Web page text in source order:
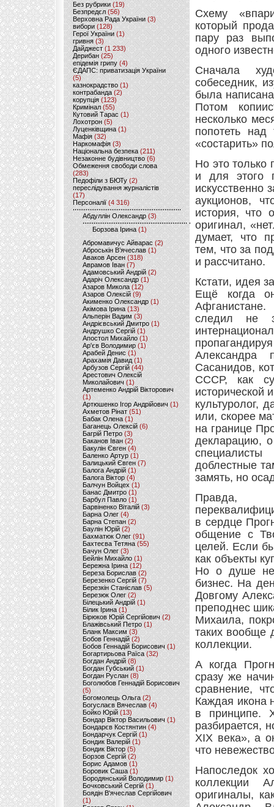
Без рубрики (19)
Безпредєл(56)
Верховна Рада України (3)
вибори(128)
Герої України(1)
гривня (3)
Дайджест (1 233)
Дерибан (25)
епідемія грипу (4)
ЄДАПС: приватизація України
(5)
казнокрадство (1)
контрабанда (2)
корупція (123)
Кримінал (55)
Кутовий Тарас (1)
Лохотрон(5)
Луценківщина (1)
Мафія (32)
Наркомафія (3)
Національна безпека (211)
Незаконне будівництво(6)
Обмеження свободи слова
(283)
Педофіли з БЮТу (2)
переслідування журналістів
(17)
Персоналії (4 316)
Абдуллін Олександр (3)
Борзова Ірина(1)
Абромавичус Айварас (2)
Аброськін В’ячеслав(1)
Аваков Арсен (318)
Аврамов Іван (7)
Адамовський Андрій(2)
Адаріч Олександр (1)
Азаров Микола (12)
Азаров Олексій (9)
Акименко Олександр(1)
Акімова Ірина(13)
Альперін Вадим (3)
Андрієвський Дмитро(1)
Андрушко Сергій(1)
Апостол Михайло(1)
Ар'єв Володимир (1)
Арабей Денис(1)
Арахамія Давид (1)
Арбузов Сергій (44)
Арестович Олексій
Миколайович(1)
Артеменко Андрій Вікторович
(1)
Артюшенко Ігор Андрійович(1)
Ахметов Рінат(51)
Бабак Олена(1)
Баганець Олексій(6)
Багрій Петро (3)
Баканов Іван(2)
Бакулін Євген (4)
Баленко Артур(1)
Балицький Євген(7)
Балога Андрій (1)
Балога Віктор (4)
Балчун Войцех (1)
Банас Дмитро (1)
Барбул Павло(1)
Барвіненко Віталій(3)
Барна Олег (4)
Барна Степан (2)
Баулін Юрій (2)
Бахматюк Олег (91)
Бахтеєва Тетяна(55)
Бачун Олег (3)
Бейлін Михайло (1)
Бережна Ірина(12)
Береза Борислав(2)
Березенко Сергій (7)
Березкін Станіслав (5)
Березюк Олег(2)
Білецький Андрій (1)
Білик Ірина (1)
Бірюков Юрій Сергійович (2)
Блажівський Петро (1)
Бланк Максим(3)
Бобов Геннадій (2)
Бобов Геннадій Борисович (1)
Богартирьова Раїса (32)
Богдан Андрій(8)
Богдан Губський (1)
Богдан Руслан(8)
Боголюбов Геннадій Борисович
(5)
Богомолець Ольга (2)
Богуслаєв Вячеслав (4)
Бойко Юрій (13)
Бондар Віктор Васильович (1)
Бондарєв Костянтин (4)
Бондарчук Сергій(1)
Бондик Валерій (1)
Бондик Віктор(5)
Борзов Сергiй (2)
Борис Адамов(1)
Боровик Саша (1)
Бородянський Володимир (1)
Бочковський Сергій (1)
Боядін В'ячеслав Сергійович
(1)
Схему
который
пару раз
одного
Сначала
собеседник,
была
Потом
несколько
попотеть над
«состарить»
Но это только
и для этого
искусственно
аукционов,
история, что
оригинал,
думает, что
тем, что за
и рассчитано.
Кстати, идея
Ещё когда
следил не
Александра
Сасанидов,
СССР, как
исторической
культуролог,
или, скорее
на границе
декларацию,
доблестные
замять, но
Правда,
в сердце
общение с
целей. Если
как объекты
Но о душе
бизнес. На
Довгому
преподнес
Михаила,
таких вообще
коллекции.
А когда
сразу же
сравнение,
Каждая икона
в принципе.
разбирается,
XIX века», а
что
Напоследок
коллекции
оригиналы,